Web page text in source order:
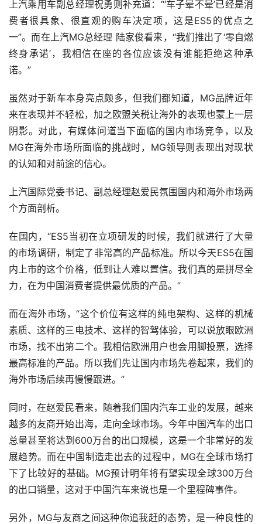
上汽乘用车副总经理祝勇则补充道：“‘车子晕不晕’已经是消
费者很具象、很直观的购车决定项，这是ES5的优点之
一”。而在上汽MG总经理 陆家俊看来，“我们推出了‘零自燃
终身承诺’，我相信在座的各位应该没有谁能拒绝这种承
诺。”
虽然对于新车本身亮点颇多，但我们都知道，MG品牌近年
来在表现并不轻松，加之欧盟关税让海外的表现也蒙上一层
阴影。对此，有媒体问道当下面临的国内市场竞争，以及
MG在海外市场所面临的挑战时，MG领导则表现出对现状
的认知和对前途的信心。
上汽国际党委书记、副总经理赵爱民氛围国内和海外市场两
个方面剖析。
在国内，“ES5当初在立项研发的时候，我们就进行了大量
的市场调研，制定了非常高的产品标准。所以今天ES5在国
内上市的这个价格，低到让人难以置信。我们真的是拼尽全
力，在为中国消费者提供最优质的产品。”
而在海外市场，“这个价位有这样的纯电架构、这样的机械
素质、这样的三电技术、这样的智驾体验，可以说放眼欧洲
市场，找不出第二个。我相信欧洲用户也会用脚投票，选择
最高标准的产品。所以我们先让国内市场先卷起来，我们的
海外市场后续再慢慢跟进。”
同时，在赵爱民看来，随着我们国内汽车工业的发展，越来
越多的友商开始出海，走向全球市场。今年中国汽车的出口
总量甚至将达到600万台的出口规模，这是一个非常好的发
展趋势。而在中国制造走出去的过程中，MG在全球市场打
下了比较好的基础。MG预计明年将有望实现全球300万台
的出口销量，这对于中国汽车来说也是一个里程碑事件。
另外，MG与友商之间这种你追我赶的态势，是一种良性的